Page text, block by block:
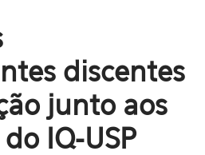
discentes
junto aos
IQ-USP